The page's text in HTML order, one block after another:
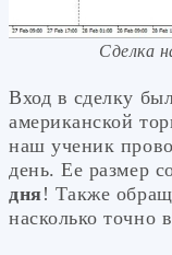
Сделка
Вход в сделку
американской
наш ученик
день. Ее размер
дня! Также
насколько точно